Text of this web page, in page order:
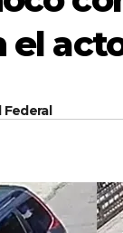
el
Federal